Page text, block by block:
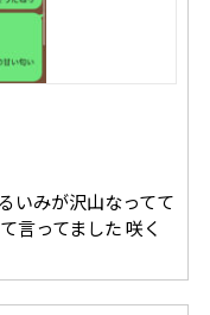
BLOG
RECRUIT 採用情報
お電話でご予約
いみが沢山なってて
言ってました 咲く